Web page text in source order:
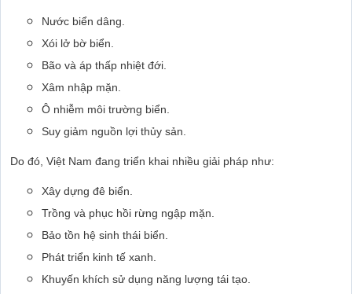
Nước biển dâng.
Xói lở bờ biển.
Bão và áp thấp nhiệt đới.
Xâm nhập mặn.
Ô nhiễm môi trường biển.
Suy giảm nguồn lợi thủy sản.
Do đó, Việt Nam đang triển khai nhiều giải pháp như:
Xây dựng đê biển.
Trồng và phục hồi rừng ngập mặn.
Bảo tồn hệ sinh thái biển.
Phát triển kinh tế xanh.
Khuyến khích sử dụng năng lượng tái tạo.